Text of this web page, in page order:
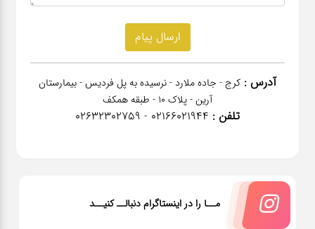
آدرس : کرج - جاده ملارد - نرسیده به پل فردیس - بیمارستان
آرین - پلاک 10 - طبقه همکف
تلفن : 02166021944 - 02632302759
مــا را در اینستاگرام دنبالــ کنیــد